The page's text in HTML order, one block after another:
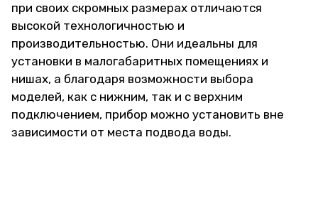
при своих скромных размерах отличаются
высокой технологичностью и
производительностью. Они идеальны для
установки в малогабаритных помещениях и
нишах, а благодаря возможности выбора
моделей, как с нижним, так и с верхним
подключением, прибор можно установить вне
зависимости от места подвода воды.